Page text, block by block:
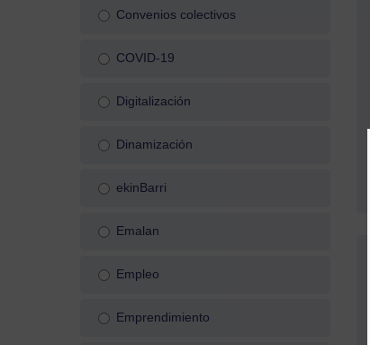
Convenios colectivos
COVID-19
Digitalización
Dinamización
ekinBarri
Emalan
Empleo
Emprendimiento